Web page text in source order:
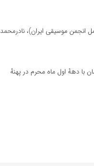
انجمن موسیقی ایران)، نادرمحمد
امور هنری در قالب محفل عاشورایی هنرمندان طی روزهای ۶ تا ۱۵ تیرماه از ساعت ۱۸:۳۰ تا ۲۲ هم‌زمان با دههٔ اول ماه محرم در پهنهٔ